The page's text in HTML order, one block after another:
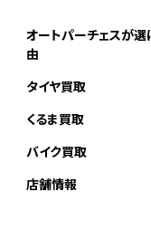
オートパーチェスが選
由
タイヤ買取
くるま買取
バイク買取
店舗情報